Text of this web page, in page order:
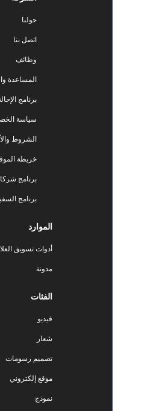
المساعدة والدعم
برنامج الإحالة
سياسة الخصوصية
الشروط والأحكام
خريطة الموقع
برنامج شركاء
برنامج السفير
أدوات تسويق العلامة التجارية
تصميم رسومات
موقع إلكتروني